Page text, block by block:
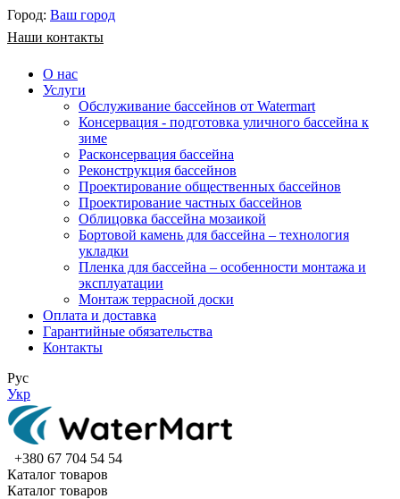
Город: Ваш город
Наши контакты
О нас
Услуги
Обслуживание бассейнов от Watermart
Консервация - подготовка уличного бассейна к
зиме
Расконсервация бассейна
Реконструкция бассейнов
Проектирование общественных бассейнов
Проектирование частных бассейнов
​Облицовка бассейна мозаикой
Бортовой камень для бассейна – технология
укладки
Пленка для бассейна – особенности монтажа и
эксплуатации
Монтаж террасной доски
Оплата и доставка
Гарантийные обязательства
Контакты
Рус
Укр
+380 67 704 54 54
Каталог товаров
Каталог товаров